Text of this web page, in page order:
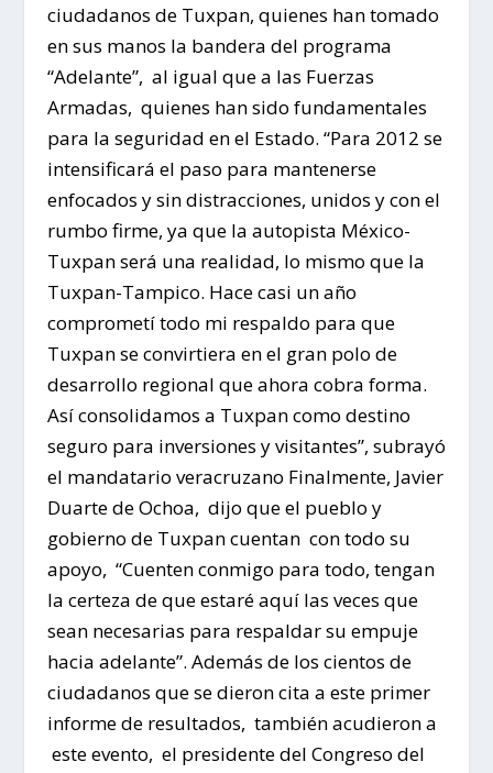
ciudadanos de Tuxpan, quienes han tomado
en sus manos la bandera del programa
“Adelante”, al igual que a las Fuerzas
Armadas, quienes han sido fundamentales
para la seguridad en el Estado. “Para 2012 se
intensificará el paso para mantenerse
enfocados y sin distracciones, unidos y con el
rumbo firme, ya que la autopista México-
Tuxpan será una realidad, lo mismo que la
Tuxpan-Tampico. Hace casi un año
comprometí todo mi respaldo para que
Tuxpan se convirtiera en el gran polo de
desarrollo regional que ahora cobra forma.
Así consolidamos a Tuxpan como destino
seguro para inversiones y visitantes”, subrayó
el mandatario veracruzano Finalmente, Javier
Duarte de Ochoa, dijo que el pueblo y
gobierno de Tuxpan cuentan con todo su
apoyo, “Cuenten conmigo para todo, tengan
la certeza de que estaré aquí las veces que
sean necesarias para respaldar su empuje
hacia adelante”. Además de los cientos de
ciudadanos que se dieron cita a este primer
informe de resultados, también acudieron a
este evento, el presidente del Congreso del